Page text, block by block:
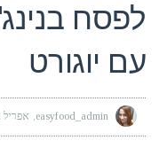
לפסח
עם יוגורט
easyfood_admin אפריל 2, 2022